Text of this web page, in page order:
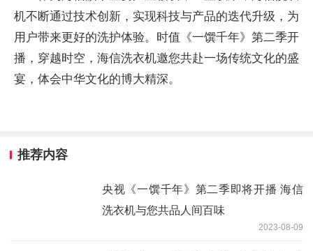
机不断通过技术创新，实现科技与产品的迭代升级，为
用户带来更好的洗护体验。时值《一馔千年》第二季开
播，穿越时空，海信洗衣机邀您共赴一场传统文化的盛
宴，体会中华文化的博大精深。
推荐内容
央视《一馔千年》第二季即将开播 海信
洗衣机与您共品人间百味
2023-08-09